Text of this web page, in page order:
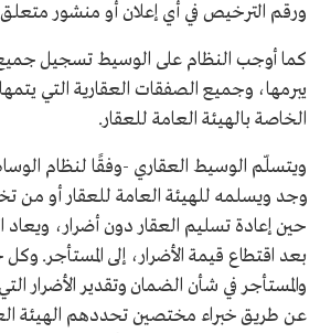
ورقم الترخيص في أي إعلان أو منشور متعلق
كما أوجب النظام على الوسيط تسجيل
يبرمها، وجميع الصفقات العقارية التي
الخاصة بالهيئة العامة للعقار.
ويتسلّم الوسيط العقاري -وفقًا لنظام
وجد ويسلمه للهيئة العامة للعقار أو من
حين إعادة تسليم العقار دون أضرار، ويعاد
بعد اقتطاع قيمة الأضرار، إلى المستأجر. وكل
والمستأجر في شأن الضمان وتقدير الأضرار
عن طريق خبراء مختصين تحددهم الهيئة